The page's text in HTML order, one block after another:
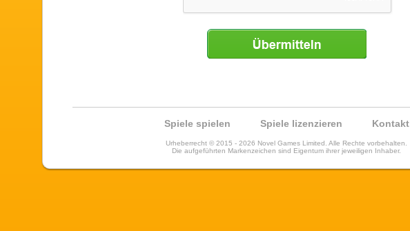
Spiele spielen Spiele lizenzieren Kontakt
Urheberrecht © 2015 - 2026 Novel Games Limited. Alle Rechte vorbehalten.
Die aufgeführten Markenzeichen sind Eigentum ihrer jeweiligen Inhaber.